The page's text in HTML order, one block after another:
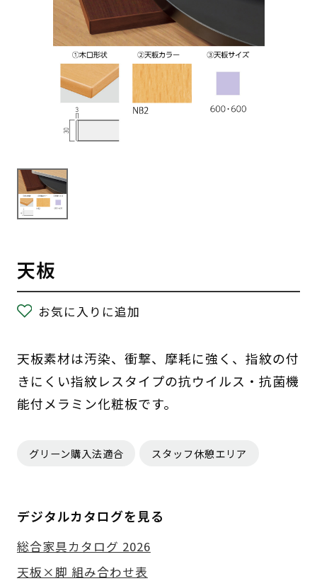
天板
お気に入りに追加
天板素材は汚染、衝撃、摩耗に強く、指紋の付
きにくい指紋レスタイプの抗ウイルス・抗菌機
能付メラミン化粧板です。
グリーン購入法適合 スタッフ休憩エリア
デジタルカタログを見る
総合家具カタログ 2026
天板×脚 組み合わせ表